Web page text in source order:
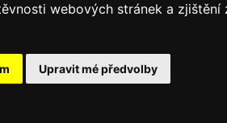
webových stránek a zjištění
Upravit mé předvolby
webových stránek a zjištění
Upravit mé předvolby